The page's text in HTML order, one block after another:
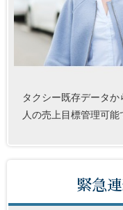
タクシー既存データ
人の売上目標管理可能
緊急